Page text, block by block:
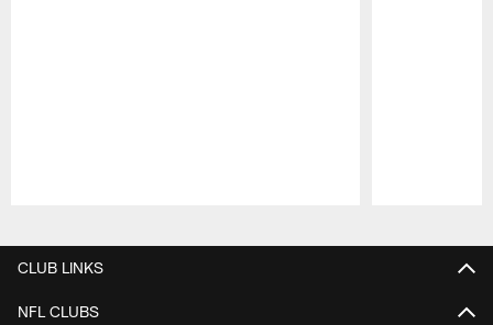
CLUB LINKS
NFL CLUBS